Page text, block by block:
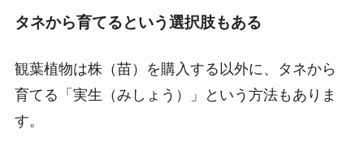
タネから育てるという選択肢もある
観葉植物は株（苗）を購入する以外に、タネから
育てる「実生（みしょう）」という方法もありま
す。